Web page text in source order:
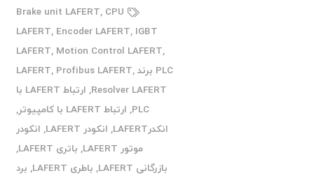
Brake unit LAFERT, CPU
LAFERT, Encoder LAFERT, IGBT
LAFERT, Motion Control LAFERT,
PLC برند LAFERT
, Profibus LAFERT,
Resolver LAFERT
,
ارتباط LAFERT با
PLC
, ارتباط LAFERT با کامپیوتر
,
انکدرLAFERT
, انکودر LAFERT , انکودر
موتور LAFERT
, باتری LAFERT
,
بازرگانی LAFERT
, باطری LAFERT , برد